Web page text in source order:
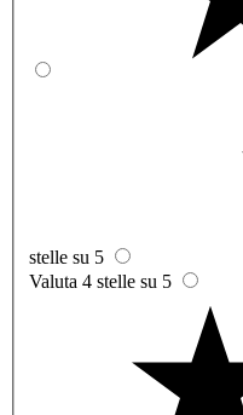
stelle su 5
Valuta 4 stelle su 5